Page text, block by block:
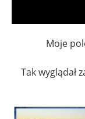
Moje
Tak wyglądał